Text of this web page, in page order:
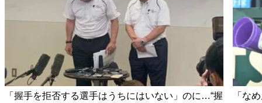
「握手を拒否する選手はうちにはいない」のに…“握 「な